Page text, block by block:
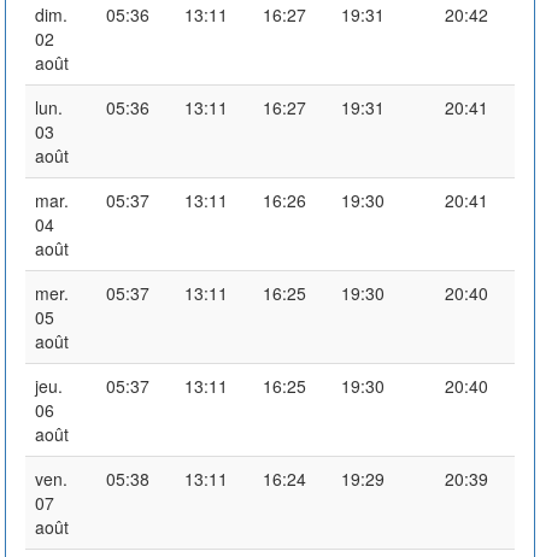
dim.
02
août
05:36 13:11 16:27 19:31 20:42
lun.
03
août
05:36 13:11 16:27 19:31 20:41
mar.
04
août
05:37 13:11 16:26 19:30 20:41
mer.
05
août
05:37 13:11 16:25 19:30 20:40
jeu.
06
août
05:37 13:11 16:25 19:30 20:40
ven.
07
août
05:38 13:11 16:24 19:29 20:39